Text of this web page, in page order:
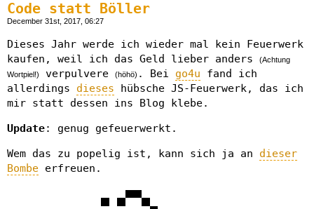
Code statt Böller
December 31st, 2017, 06:27
Dieses Jahr werde ich wieder mal kein Feuerwerk
kaufen, weil ich das Geld lieber anders
(Achtung
Wortpiel!)
verpulvere (höhö) . Bei go4u fand ich
allerdings dieses hübsche JS-Feuerwerk, das ich
mir statt dessen ins Blog klebe.
Update: genug gefeuerwerkt.
Wem das zu popelig ist, kann sich ja an dieser
Bombe erfreuen.